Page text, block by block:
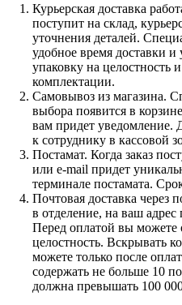
Курьерская доставка
поступит на склад,
уточнения деталей.
удобное время доставки
упаковку на целостность
комплектации.
Самовывоз из магазина.
выбора появится в
вам придет уведомление.
к сотруднику в кассовой
Постамат. Когда заказ
или e-mail придет
терминале постамата.
Почтовая доставка через
в отделение, на ваш
Перед оплатой вы можете
целостность. Вскрывать
можете только после
содержать не больше 10
должна превышать 100